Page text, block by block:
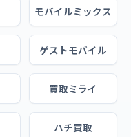
モバイルミックス
ゲストモバイル
買取ミライ
ハチ買取